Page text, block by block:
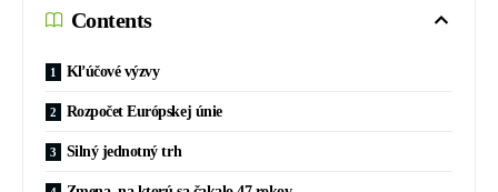
Contents
Kľúčové výzvy
Rozpočet Európskej únie
Silný jednotný trh